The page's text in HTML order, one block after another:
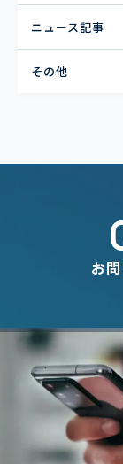
ニュース記事
その他
お
事業内容